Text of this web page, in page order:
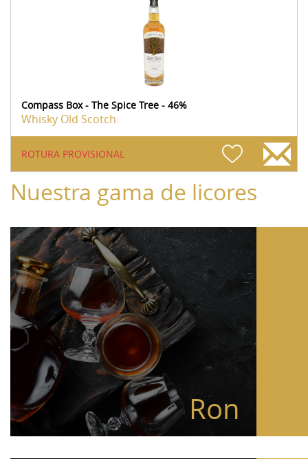
Compass Box - The Spice Tree - 46%
Whisky Old Scotch
ROTURA PROVISIONAL
Nuestra gama de licores
Ron